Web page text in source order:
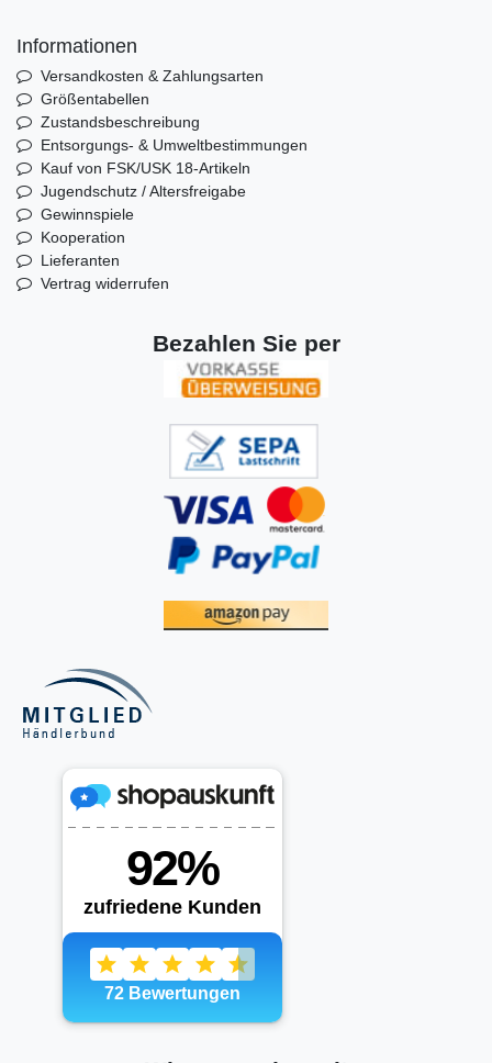
Informationen
Versandkosten & Zahlungsarten
Größentabellen
Zustandsbeschreibung
Entsorgungs- & Umweltbestimmungen
Kauf von FSK/USK 18-Artikeln
Jugendschutz / Altersfreigabe
Gewinnspiele
Kooperation
Lieferanten
Vertrag widerrufen
Bezahlen Sie per